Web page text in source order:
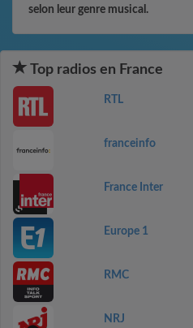
selon leur genre musical.
Top radios en France
RTL
franceinfo
France Inter
Europe 1
RMC
NRJ